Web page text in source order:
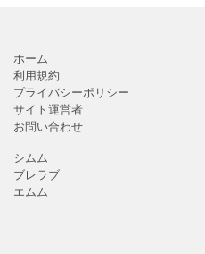
ホーム
利用規約
プライバシーポリシー
サイト運営者
お問い合わせ
シムム
ブレラブ
エムム